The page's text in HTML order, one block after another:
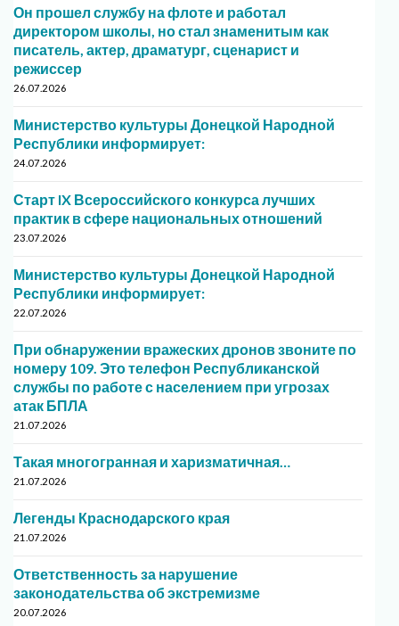
Он прошел службу на флоте и работал
директором школы, но стал знаменитым как
писатель, актер, драматург, сценарист и
режиссер
26.07.2026
Министерство культуры Донецкой Народной
Республики информирует:
24.07.2026
Старт IX Всероссийского конкурса лучших
практик в сфере национальных отношений
23.07.2026
Министерство культуры Донецкой Народной
Республики информирует:
22.07.2026
При обнаружении вражеских дронов звоните по
номеру 109. Это телефон Республиканской
службы по работе с населением при угрозах
атак БПЛА
21.07.2026
Такая многогранная и харизматичная…
21.07.2026
Легенды Краснодарского края
21.07.2026
Ответственность за нарушение
законодательства об экстремизме
20.07.2026